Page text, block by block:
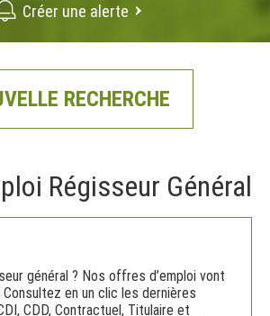
Créer une alerte
RECHERCHE
Régisseur Général
général ? Nos offres d’emploi vont
en un clic les dernières
CDD, Contractuel, Titulaire et